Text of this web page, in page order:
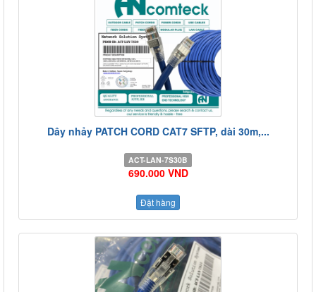
Dây nhảy PATCH CORD CAT7 SFTP, dài 30m,...
ACT-LAN-7S30B
690.000 VND
Đặt hàng